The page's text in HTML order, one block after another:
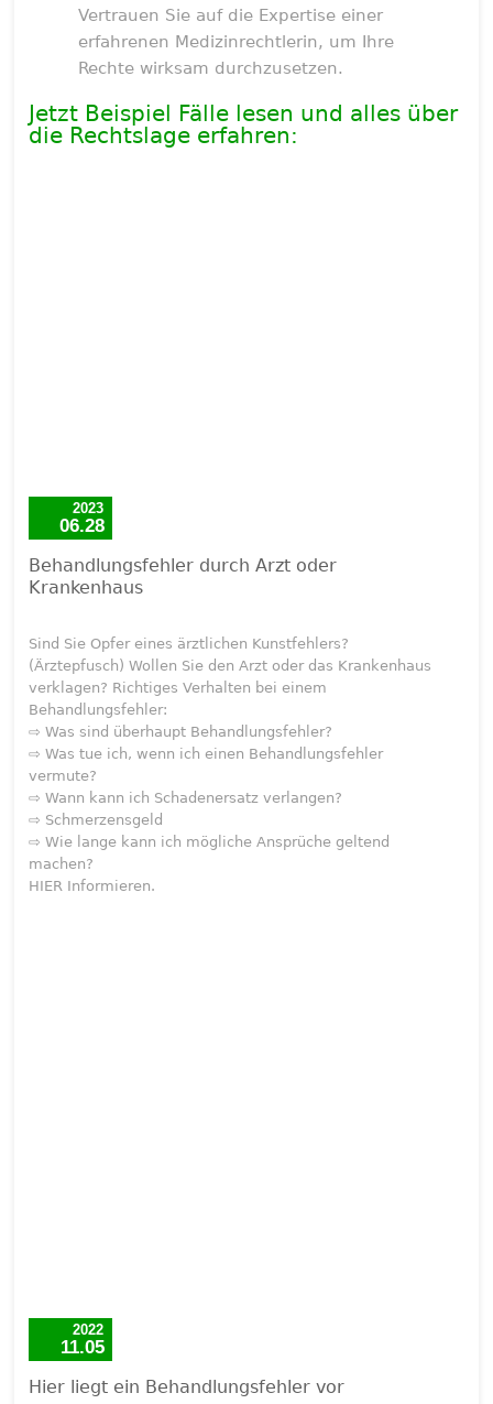
Vertrauen Sie auf die Expertise einer
erfahrenen Medizinrechtlerin, um Ihre
Rechte wirksam durchzusetzen.
Jetzt Beispiel Fälle lesen und alles über
die Rechtslage erfahren:
2023
06.28
Behandlungsfehler durch Arzt oder
Krankenhaus
Sind Sie Opfer eines ärztlichen Kunstfehlers?
(Ärztepfusch) Wollen Sie den Arzt oder das Krankenhaus
verklagen? Richtiges Verhalten bei einem
Behandlungsfehler:
⇨ Was sind überhaupt Behandlungsfehler?
⇨ Was tue ich, wenn ich einen Behandlungsfehler
vermute?
⇨ Wann kann ich Schadenersatz verlangen?
⇨ Schmerzensgeld
⇨ Wie lange kann ich mögliche Ansprüche geltend
machen?
HIER Informieren.
2022
11.05
Hier liegt ein Behandlungsfehler vor